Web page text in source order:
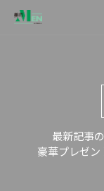
最新記事
豪華プレゼン